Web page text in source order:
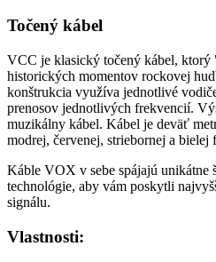
Točený kábel
VCC je klasický točený kábel, ktorý
historických momentov rockovej
konštrukcia využíva jednotlivé
prenosov jednotlivých frekvencií.
muzikálny kábel. Kábel je deväť
modrej, červenej, striebornej a bielej
Káble VOX v sebe spájajú unikátne
technológie, aby vám poskytli
signálu.
Vlastnosti: